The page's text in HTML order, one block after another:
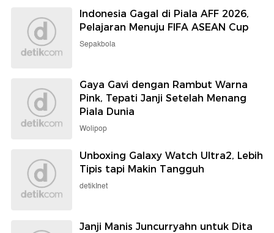
Indonesia Gagal di Piala AFF 2026,
Pelajaran Menuju FIFA ASEAN Cup
Sepakbola
Gaya Gavi dengan Rambut Warna
Pink, Tepati Janji Setelah Menang
Piala Dunia
Wolipop
Unboxing Galaxy Watch Ultra2, Lebih
Tipis tapi Makin Tangguh
detikInet
Janji Manis Juncurryahn untuk Dita